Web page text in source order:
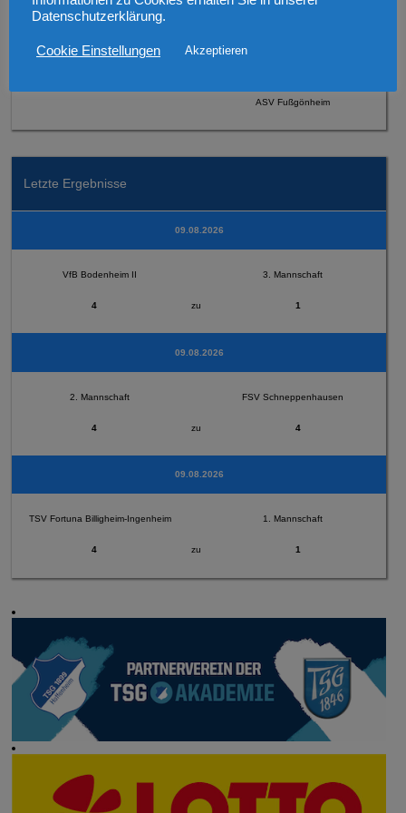
ASV Fußgönheim
Letzte Ergebnisse
09.08.2026
VfB Bodenheim II 3. Mannschaft
4 zu 1
09.08.2026
2. Mannschaft FSV Schneppenhausen
4 zu 4
09.08.2026
TSV Fortuna Billigheim-Ingenheim 1. Mannschaft
4 zu 1
Datenschutzerklärung.
Cookie Einstellungen Akzeptieren